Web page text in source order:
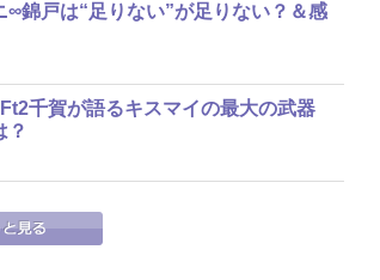
∞錦戸は“足りない”が足りない？＆感
千賀が語るキスマイの最大の武器
？